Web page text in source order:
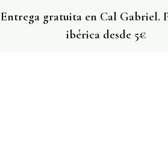
Entrega gratuita en Cal Gabriel.
ibérica desde 5€